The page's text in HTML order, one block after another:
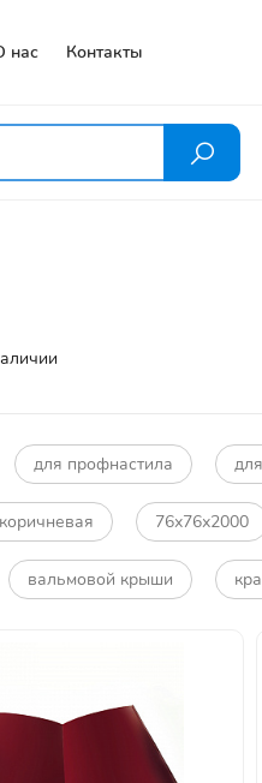
нас Контакты
для профнастила
коричневая 76х76х2000
вальмовой крыши